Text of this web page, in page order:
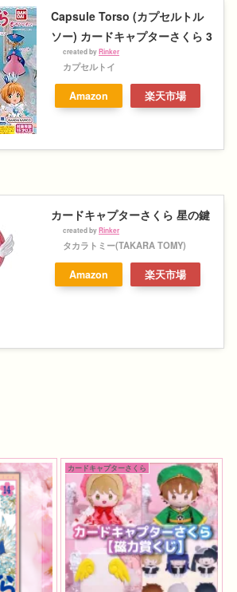
Capsule Torso (カプセルトル
ソー) カードキャプターさくら 3
created byRinker
カプセルトイ
Amazon 楽天市場
カードキャプターさくら 星の鍵
created byRinker
タカラトミー(TAKARA TOMY)
Amazon 楽天市場
カードキャプターさくら